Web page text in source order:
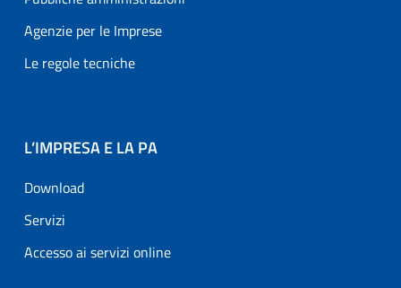
Agenzie per le Imprese
Le regole tecniche
L’IMPRESA E LA PA
Download
Servizi
Accesso ai servizi online